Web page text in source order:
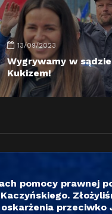
13/09/2023
Wygrywamy w
Kukizem!
pomocy prawnej
oskarżenia przeciwko